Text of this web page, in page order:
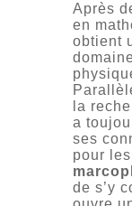
Après
en
obtient
la
a
ses
pour
de s’y